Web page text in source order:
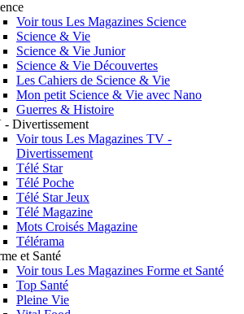
Voir tous Les Magazines Science
Science & Vie
Science & Vie Junior
Science & Vie Découvertes
Les Cahiers de Science & Vie
Mon petit Science & Vie avec Nano
Guerres & Histoire
Divertissement
Voir tous Les Magazines TV -
Divertissement
Télé Star
Télé Poche
Télé Star Jeux
Télé Magazine
Mots Croisés Magazine
Télérama
et Santé
Voir tous Les Magazines Forme et Santé
Top Santé
Pleine Vie